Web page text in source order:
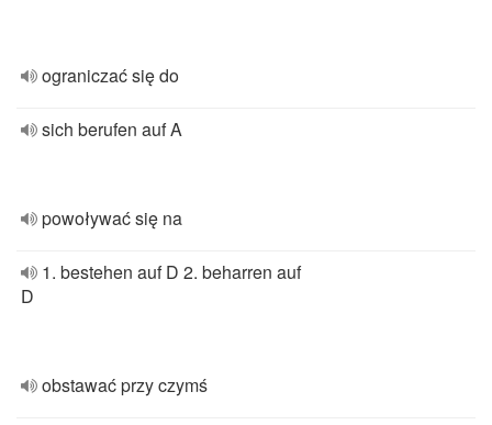
ograniczać się do
sich berufen auf A
powoływać się na
1. bestehen auf D 2. beharren auf
D
obstawać przy czymś